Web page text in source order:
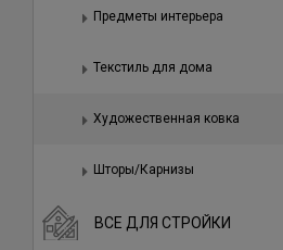
Предметы интерьера
Текстиль для дома
Художественная ковка
Шторы/Карнизы
ВСЕ ДЛЯ СТРОЙКИ